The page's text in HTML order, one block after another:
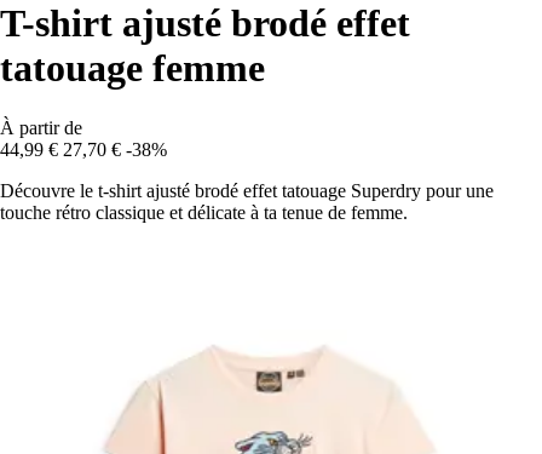
T-shirt ajusté brodé effet
tatouage femme
À partir de
44,99 € 27,70 € -38%
Découvre le t-shirt ajusté brodé effet tatouage Superdry pour une
touche rétro classique et délicate à ta tenue de femme.